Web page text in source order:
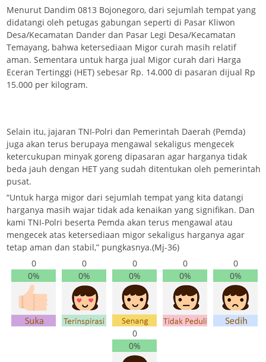
Menurut Dandim 0813 Bojonegoro, dari sejumlah tempat yang
didatangi oleh petugas gabungan seperti di Pasar Kliwon
Desa/Kecamatan Dander dan Pasar Legi Desa/Kecamatan
Temayang, bahwa ketersediaan Migor curah masih relatif
aman. Sementara untuk harga jual Migor curah dari Harga
Eceran Tertinggi (HET) sebesar Rp. 14.000 di pasaran dijual Rp
15.000 per kilogram.
Selain itu, jajaran TNI-Polri dan Pemerintah Daerah (Pemda)
juga akan terus berupaya mengawal sekaligus mengecek
ketercukupan minyak goreng dipasaran agar harganya tidak
beda jauh dengan HET yang sudah ditentukan oleh pemerintah
pusat.
“Untuk harga migor dari sejumlah tempat yang kita datangi
harganya masih wajar tidak ada kenaikan yang signifikan. Dan
kami TNI-Polri beserta Pemda akan terus mengawal atau
mengecek atas ketersediaan migor sekaligus harganya agar
tetap aman dan stabil,” pungkasnya.(Mj-36)
0
0%
0
0%
0
0%
0
0%
0
0%
0
0%